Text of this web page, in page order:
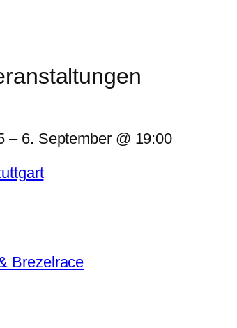
– 6. September @ 19:00
Brezelrace